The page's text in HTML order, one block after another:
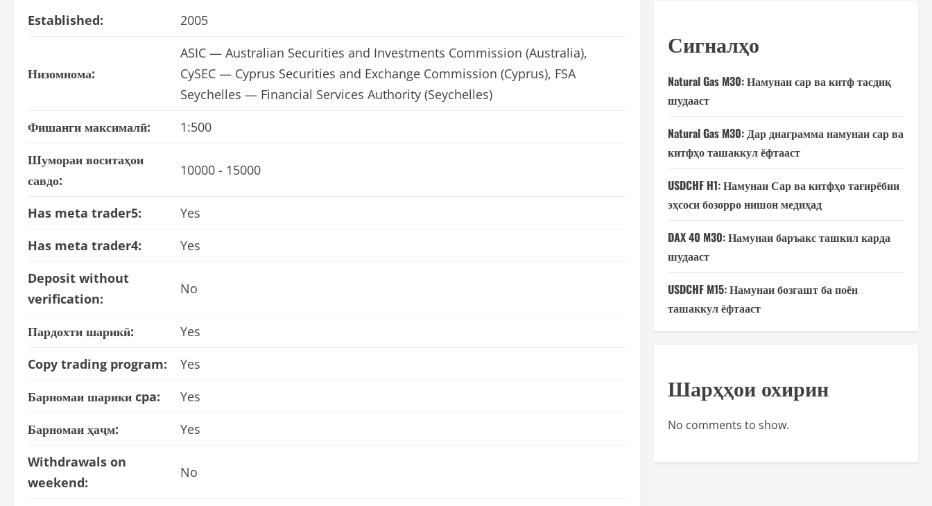
Established: 2005
Низомнома:
ASIC — Australian Securities and Investments Commission (Australia),
CySEC — Cyprus Securities and Exchange Commission (Cyprus), FSA
Seychelles — Financial Services Authority (Seychelles)
Фишанги максималӣ:
1:500
Шумораи воситаҳои
савдо:
10000 - 15000
Has meta trader5:
Yes
Has meta trader4:
Yes
Deposit without
verification:
No
Пардохти шарикӣ:
Yes
Copy trading program:
Yes
Барномаи шарики cpa:
Yes
Барномаи ҳаҷм:
Yes
Withdrawals on
weekend:
No
Сигналҳо
Natural Gas M30: Намунаи сар ва китф тасдиқ
шудааст
Natural Gas M30: Дар диаграмма намунаи сар ва
китфҳо ташаккул ёфтааст
USDCHF H1: Намунаи Сар ва китфҳо тағирёбии
эҳсоси бозорро нишон медиҳад
DAX 40 M30: Намунаи баръакс ташкил карда
шудааст
USDCHF M15: Намунаи бозгашт ба поён
ташаккул ёфтааст
Шарҳҳои охирин
No comments to show.